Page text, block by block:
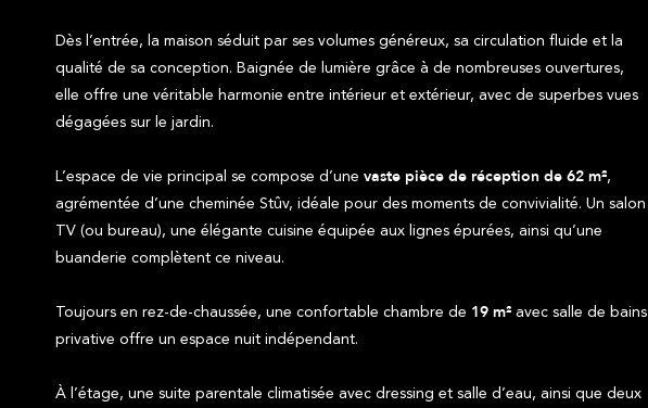
Dès l’entrée, la maison séduit par ses volumes généreux, sa circulation fluide et la
qualité de sa conception. Baignée de lumière grâce à de nombreuses ouvertures,
elle offre une véritable harmonie entre intérieur et extérieur, avec de superbes vues
dégagées sur le jardin.
L’espace de vie principal se compose d’une vaste pièce de réception de 62 m²,
agrémentée d’une cheminée Stûv, idéale pour des moments de convivialité. Un salon
TV (ou bureau), une élégante cuisine équipée aux lignes épurées, ainsi qu’une
buanderie complètent ce niveau.
Toujours en rez-de-chaussée, une confortable chambre de 19 m² avec salle de bains
privative offre un espace nuit indépendant.
À l’étage, une suite parentale climatisée avec dressing et salle d’eau, ainsi que deux